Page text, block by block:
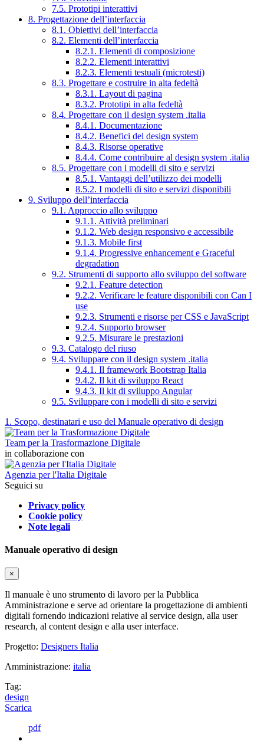
7.5. Prototipi interattivi
8. Progettazione dell’interfaccia
8.1. Obiettivi dell’interfaccia
8.2. Elementi dell’interfaccia
8.2.1. Elementi di composizione
8.2.2. Elementi interattivi
8.2.3. Elementi testuali (microtesti)
8.3. Progettare e costruire in alta fedeltà
8.3.1. Layout di pagina
8.3.2. Prototipi in alta fedeltà
8.4. Progettare con il design system .italia
8.4.1. Documentazione
8.4.2. Benefici del design system
8.4.3. Risorse operative
8.4.4. Come contribuire al design system .italia
8.5. Progettare con i modelli di sito e servizi
8.5.1. Vantaggi dell’utilizzo dei modelli
8.5.2. I modelli di sito e servizi disponibili
9. Sviluppo dell’interfaccia
9.1. Approccio allo sviluppo
9.1.1. Attività preliminari
9.1.2. Web design responsivo e accessibile
9.1.3. Mobile first
9.1.4. Progressive enhancement e Graceful
degradation
9.2. Strumenti di supporto allo sviluppo del software
9.2.1. Feature detection
9.2.2. Verificare le feature disponibili con Can I
use
9.2.3. Strumenti e risorse per CSS e JavaScript
9.2.4. Supporto browser
9.2.5. Misurare le prestazioni
9.3. Catalogo del riuso
9.4. Sviluppare con il design system .italia
9.4.1. Il framework Bootstrap Italia
9.4.2. Il kit di sviluppo React
9.4.3. Il kit di sviluppo Angular
9.5. Sviluppare con i modelli di sito e servizi
1. Scopo, destinatari e uso del Manuale operativo di design
Team per la Trasformazione Digitale
in collaborazione con
Agenzia per l'Italia Digitale
Seguici su
Privacy policy
Cookie policy
Note legali
Manuale operativo di design
×
Il manuale è uno strumento di lavoro per la Pubblica
Amministrazione e serve ad orientare la progettazione di ambienti
digitali fornendo indicazioni relative al service design, alla user
research, al content design e alla user interface.
Progetto: Designers Italia
Amministrazione: italia
Tag:
design
Scarica
pdf